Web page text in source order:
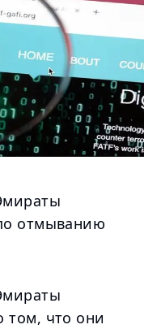
отмыванию
том, что они